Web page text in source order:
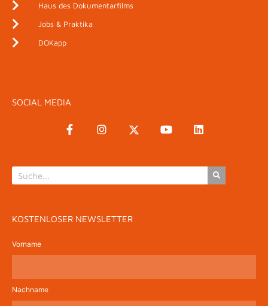
Haus des Dokumentarfilms
Jobs & Praktika
DOKapp
SOCIAL MEDIA
KOSTENLOSER NEWSLETTER
Vorname
Nachname